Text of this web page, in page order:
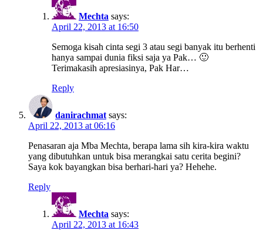
Mechta says:
April 22, 2013 at 16:50
Semoga kisah cinta segi 3 atau segi banyak itu berhenti
hanya sampai dunia fiksi saja ya Pak… 🙂
Terimakasih apresiasinya, Pak Har…
Reply
danirachmat says:
April 22, 2013 at 06:16
Penasaran aja Mba Mechta, berapa lama sih kira-kira waktu
yang dibutuhkan untuk bisa merangkai satu cerita begini?
Saya kok bayangkan bisa berhari-hari ya? Hehehe.
Reply
Mechta says:
April 22, 2013 at 16:43